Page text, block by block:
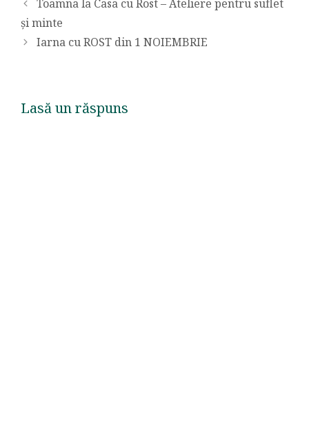
Toamna la Casa cu Rost – Ateliere pentru suflet
și minte
Iarna cu ROST din 1 NOIEMBRIE
Lasă un răspuns